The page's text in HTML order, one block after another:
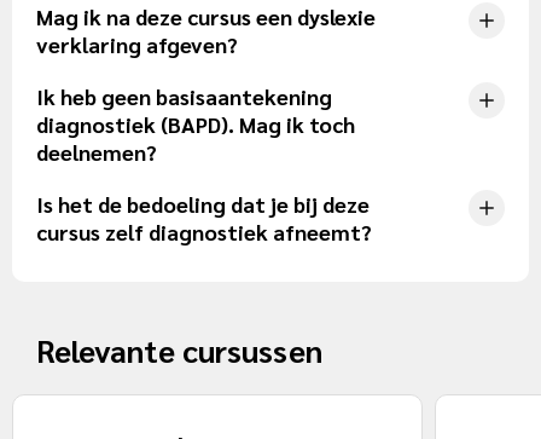
Mag ik na deze cursus een dyslexie
verklaring afgeven?
Ik heb geen basisaantekening
diagnostiek (BAPD). Mag ik toch
deelnemen?
Is het de bedoeling dat je bij deze
cursus zelf diagnostiek afneemt?
Relevante cursussen